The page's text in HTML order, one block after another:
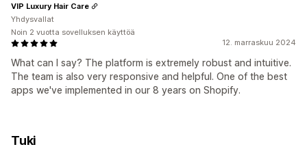
12. marraskuu 2024
What can I say? The platform is extremely robust and intuitive.
The team is also very responsive and helpful. One of the best
apps we've implemented in our 8 years on Shopify.
VIP Luxury Hair Care
Yhdysvallat
Noin 2 vuotta sovelluksen käyttöä
Tuki